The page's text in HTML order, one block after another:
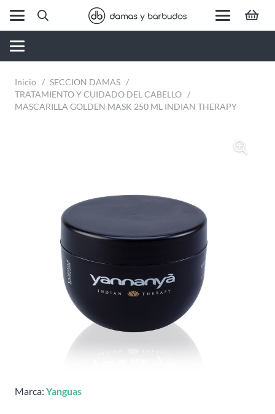
Inicio / SECCION DAMAS /
TRATAMIENTO Y CUIDADO DEL CABELLO /
MASCARILLA GOLDEN MASK 250 ML INDIAN THERAPY
Marca: Yanguas